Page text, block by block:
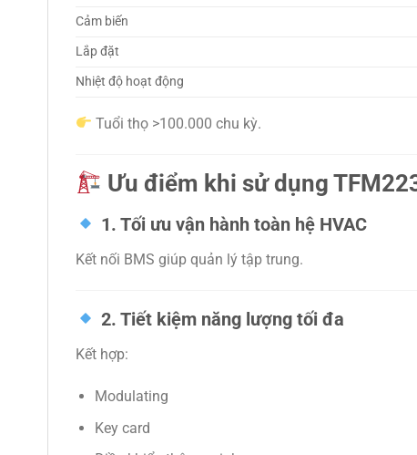
Cảm biến
Lắp đặt
Nhiệt độ hoạt động
Tuổi thọ >100.000 chu kỳ.
Ưu điểm khi sử dụng
1. Tối ưu vận hành toàn hệ HVAC
Kết nối BMS giúp quản lý tập trung.
2. Tiết kiệm năng lượng tối đa
Kết hợp:
Modulating
Key card